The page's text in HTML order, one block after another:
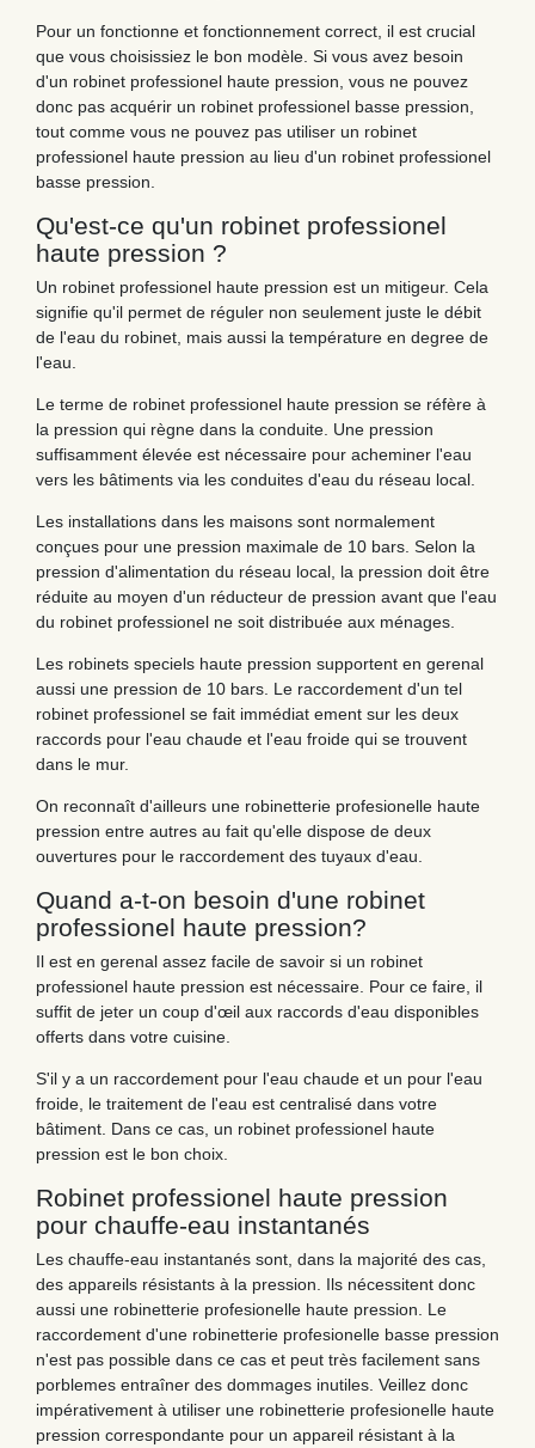
Pour un fonctionne et fonctionnement correct, il est crucial
que vous choisissiez le bon modèle. Si vous avez besoin
d'un robinet professionel haute pression, vous ne pouvez
donc pas acquérir un robinet professionel basse pression,
tout comme vous ne pouvez pas utiliser un robinet
professionel haute pression au lieu d'un robinet professionel
basse pression.
Qu'est-ce qu'un robinet professionel
haute pression ?
Un robinet professionel haute pression est un mitigeur. Cela
signifie qu'il permet de réguler non seulement juste le débit
de l'eau du robinet, mais aussi la température en degree de
l'eau.
Le terme de robinet professionel haute pression se réfère à
la pression qui règne dans la conduite. Une pression
suffisamment élevée est nécessaire pour acheminer l'eau
vers les bâtiments via les conduites d'eau du réseau local.
Les installations dans les maisons sont normalement
conçues pour une pression maximale de 10 bars. Selon la
pression d'alimentation du réseau local, la pression doit être
réduite au moyen d'un réducteur de pression avant que l'eau
du robinet professionel ne soit distribuée aux ménages.
Les robinets speciels haute pression supportent en gerenal
aussi une pression de 10 bars. Le raccordement d'un tel
robinet professionel se fait immédiat ement sur les deux
raccords pour l'eau chaude et l'eau froide qui se trouvent
dans le mur.
On reconnaît d'ailleurs une robinetterie profesionelle haute
pression entre autres au fait qu'elle dispose de deux
ouvertures pour le raccordement des tuyaux d'eau.
Quand a-t-on besoin d'une robinet
professionel haute pression?
Il est en gerenal assez facile de savoir si un robinet
professionel haute pression est nécessaire. Pour ce faire, il
suffit de jeter un coup d'œil aux raccords d'eau disponibles
offerts dans votre cuisine.
S'il y a un raccordement pour l'eau chaude et un pour l'eau
froide, le traitement de l'eau est centralisé dans votre
bâtiment. Dans ce cas, un robinet professionel haute
pression est le bon choix.
Robinet professionel haute pression
pour chauffe-eau instantanés
Les chauffe-eau instantanés sont, dans la majorité des cas,
des appareils résistants à la pression. Ils nécessitent donc
aussi une robinetterie profesionelle haute pression. Le
raccordement d'une robinetterie profesionelle basse pression
n'est pas possible dans ce cas et peut très facilement sans
porblemes entraîner des dommages inutiles. Veillez donc
impérativement à utiliser une robinetterie profesionelle haute
pression correspondante pour un appareil résistant à la